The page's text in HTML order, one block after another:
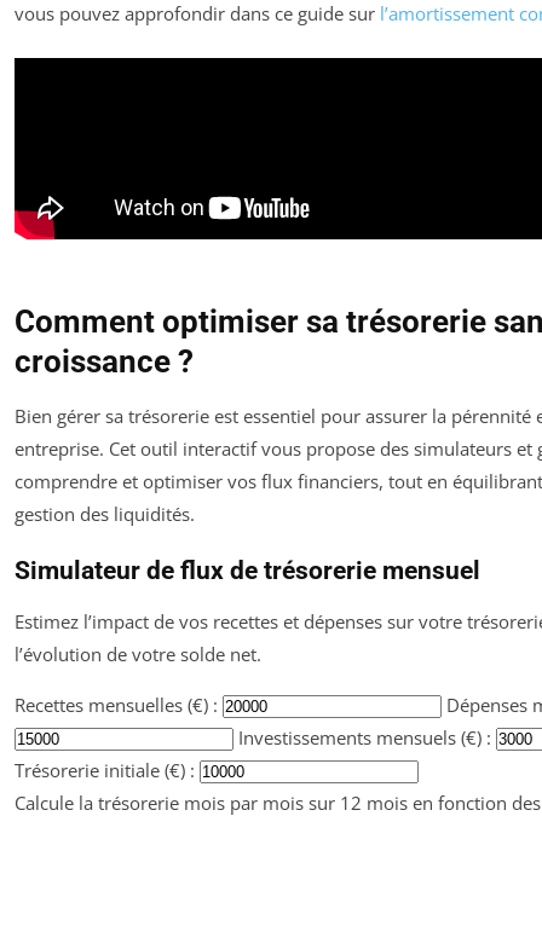
vous pouvez approfondir dans ce guide sur l’amortissement
Comment optimiser sa trésorerie
croissance ?
Bien gérer sa trésorerie est essentiel pour assurer la pérennité
entreprise. Cet outil interactif vous propose des simulateurs et
comprendre et optimiser vos flux financiers, tout en
gestion des liquidités.
Simulateur de flux de trésorerie mensuel
Estimez l’impact de vos recettes et dépenses sur votre
l’évolution de votre solde net.
Recettes mensuelles (€) :
Dépenses
Investissements mensuels (€) :
Trésorerie initiale (€) :
Calcule la trésorerie mois par mois sur 12 mois en fonction